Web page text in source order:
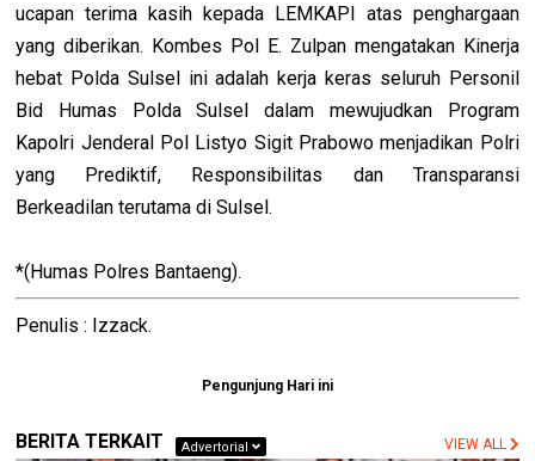
ucapan terima kasih kepada LEMKAPI atas penghargaan
yang diberikan. Kombes Pol E. Zulpan mengatakan Kinerja
hebat Polda Sulsel ini adalah kerja keras seluruh Personil
Bid Humas Polda Sulsel dalam mewujudkan Program
Kapolri Jenderal Pol Listyo Sigit Prabowo menjadikan Polri
yang Prediktif, Responsibilitas dan Transparansi
Berkeadilan terutama di Sulsel.
*(Humas Polres Bantaeng).
Penulis : Izzack.
Pengunjung Hari ini
BERITA TERKAIT Advertorial VIEW ALL